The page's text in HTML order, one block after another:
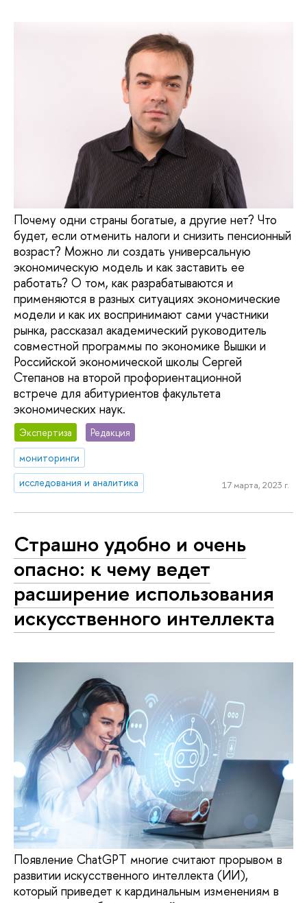
Почему одни страны богатые, а другие нет? Что
будет, если отменить налоги и снизить пенсионный
возраст? Можно ли создать универсальную
экономическую модель и как заставить ее
работать? О том, как разрабатываются и
применяются в разных ситуациях экономические
модели и как их воспринимают сами участники
рынка, рассказал академический руководитель
совместной программы по экономике Вышки и
Российской экономической школы Сергей
Степанов на второй профориентационной
встрече для абитуриентов факультета
экономических наук.
Экспертиза
Редакция
мониторинги
исследования и аналитика
17 марта, 2023 г.
Страшно удобно и очень
опасно: к чему ведет
расширение использования
искусственного интеллекта
Появление ChatGPT многие считают прорывом в
развитии искусственного интеллекта (ИИ),
который приведет к кардинальным изменениям в